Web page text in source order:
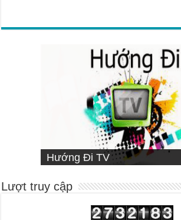
Hướng Đi TV
Sống Đạo
VIETNAMESE MISSIONARY
INSTITUTE
Người Chăn Bầy
Lượt truy cập